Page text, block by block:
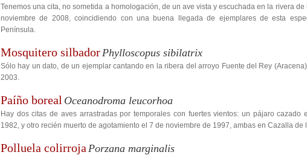
Tenemos una cita, no sometida a homologación, de un ave vista y escuchada en la rivera de
noviembre de 2008, coincidiendo con una buena llegada de ejemplares de esta
Península.
Mosquitero silbadorPhylloscopus sibilatrix
Sólo hay un dato, de un ejemplar cantando en la ribera del arroyo Fuente del Rey
2003.
Paíño boreal Oceanodroma leucorhoa
Hay dos citas de aves arrastradas por temporales con fuertes vientos: un pájaro cazado
1982, y otro recién muerto de agotamiento el 7 de noviembre de 1997, ambas en Cazalla de
Polluela colirroja Porzana marginalis